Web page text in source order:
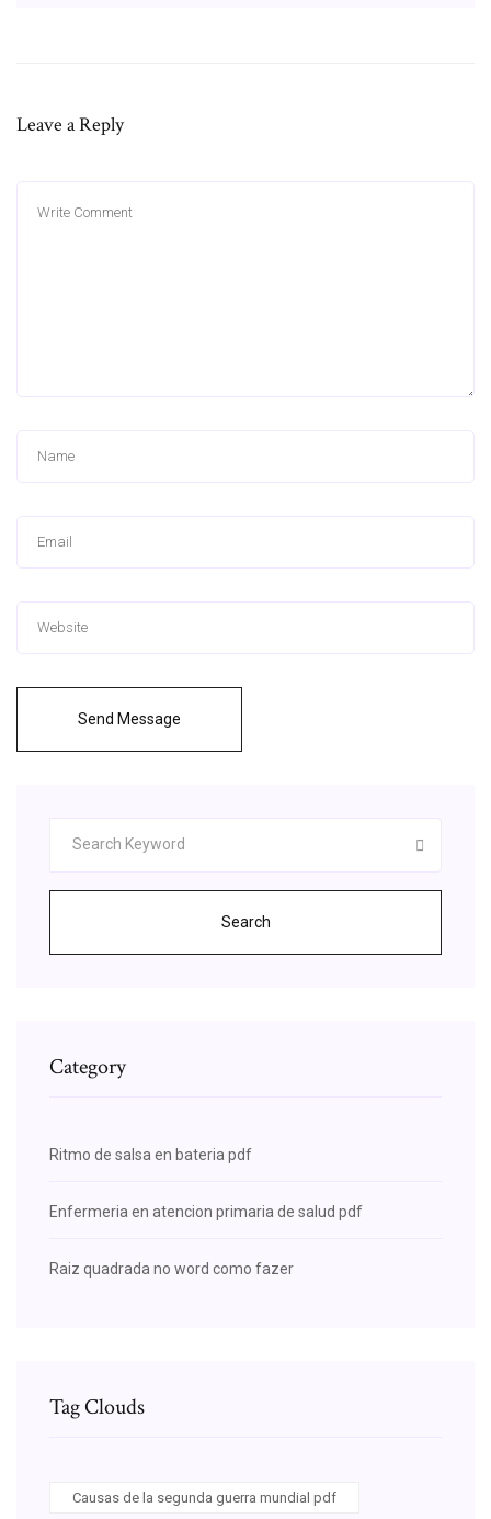
Leave a Reply
Send Message
Search
Category
Ritmo de salsa en bateria pdf
Enfermeria en atencion primaria de salud pdf
Raiz quadrada no word como fazer
Tag Clouds
Causas de la segunda guerra mundial pdf